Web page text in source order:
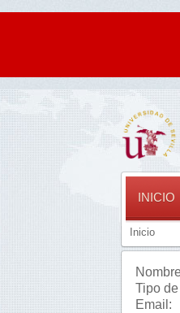
INICIO
Inicio
Tipo
Email: